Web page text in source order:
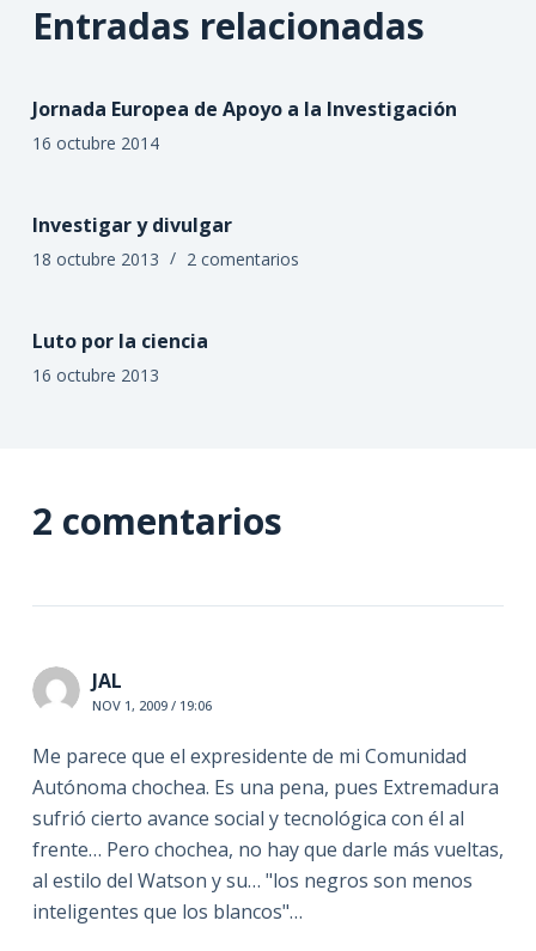
Entradas relacionadas
Jornada Europea de Apoyo a la Investigación
16 octubre 2014
Investigar y divulgar
18 octubre 2013 2 comentarios
Luto por la ciencia
16 octubre 2013
2 comentarios
JAL
NOV 1, 2009 / 19:06
Me parece que el expresidente de mi Comunidad
Autónoma chochea. Es una pena, pues Extremadura
sufrió cierto avance social y tecnológica con él al
frente… Pero chochea, no hay que darle más vueltas,
al estilo del Watson y su… "los negros son menos
inteligentes que los blancos"…